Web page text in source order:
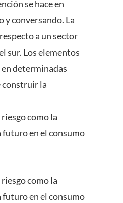
se hace en
conversando. La
a un sector
sur. Los elementos
determinadas
construir la
como la
futuro en el consumo
como la
futuro en el consumo